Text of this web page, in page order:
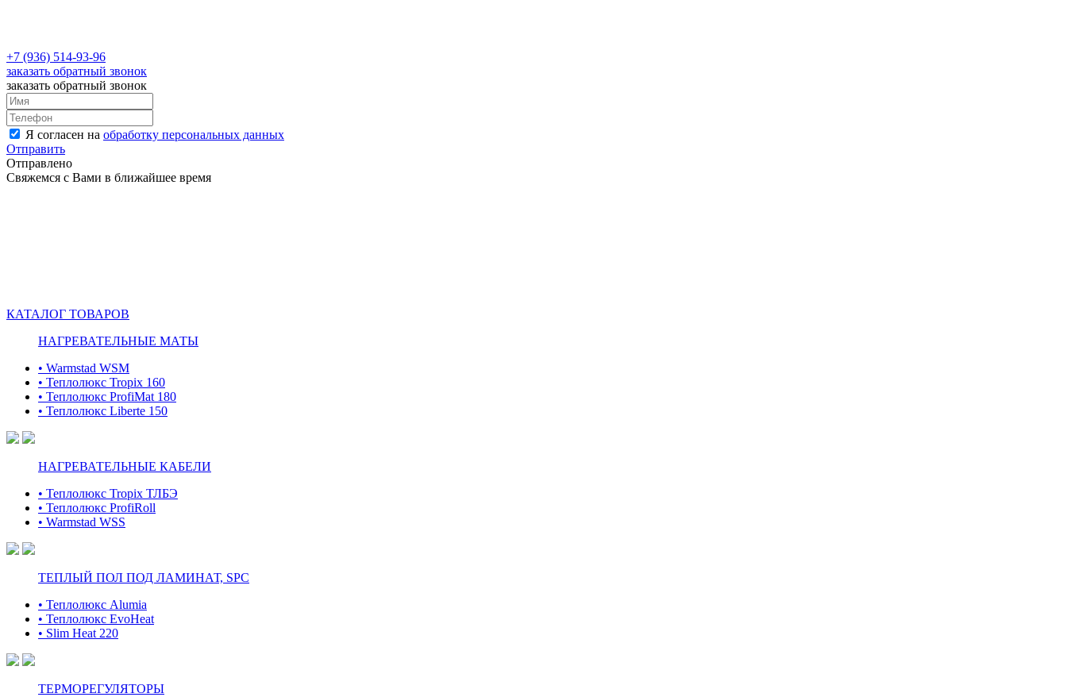
+7 (936) 514-93-96
заказать обратный звонок
заказать обратный звонок
Я согласен на обработку персональных данных
Отправить
Отправлено
Свяжемся с Вами в ближайшее время
КАТАЛОГ ТОВАРОВ
НАГРЕВАТЕЛЬНЫЕ МАТЫ
• Warmstad WSM
• Теплолюкс Tropix 160
• Теплолюкс ProfiMat 180
• Теплолюкс Liberte 150
НАГРЕВАТЕЛЬНЫЕ КАБЕЛИ
• Теплолюкс Tropix ТЛБЭ
• Теплолюкс ProfiRoll
• Warmstad WSS
ТЕПЛЫЙ ПОЛ ПОД ЛАМИНАТ, SPC
• Теплолюкс Alumia
• Теплолюкс EvoHeat
• Slim Heat 220
ТЕРМОРЕГУЛЯТОРЫ